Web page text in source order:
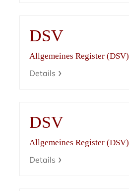
DSV
Allgemeines Register (DSV)
Details
DSV
Allgemeines Register (DSV)
Details